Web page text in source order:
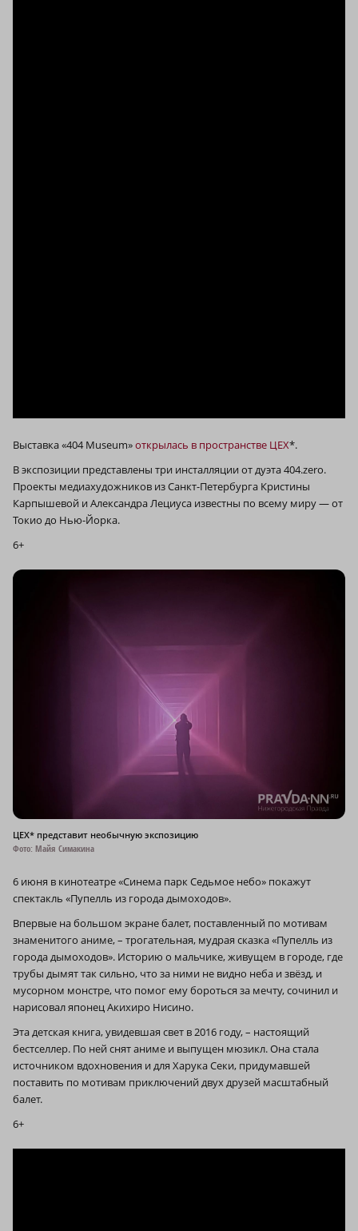
Выставка «404 Museum»открылась в пространстве ЦЕХ*.
В экспозиции представлены три инсталляции от дуэта 404.zero.
Проекты медиахудожников из Санкт-Петербурга Кристины
Карпышевой и Александра Лециуса известны по всему миру — от
Токио до Нью-Йорка.
6+
ЦЕХ* представит необычную экспозицию
Фото: Майя Симакина
6 июня в кинотеатре «Синема парк Седьмое небо» покажут
спектакль «Пупелль из города дымоходов».
Впервые на большом экране балет, поставленный по мотивам
знаменитого аниме, – трогательная, мудрая сказка «Пупелль из
города дымоходов». Историю о мальчике, живущем в городе, где
трубы дымят так сильно, что за ними не видно неба и звёзд, и
мусорном монстре, что помог ему бороться за мечту, сочинил и
нарисовал японец Акихиро Нисино.
Эта детская книга, увидевшая свет в 2016 году, – настоящий
бестселлер. По ней снят аниме и выпущен мюзикл. Она стала
источником вдохновения и для Харука Секи, придумавшей
поставить по мотивам приключений двух друзей масштабный
балет.
6+